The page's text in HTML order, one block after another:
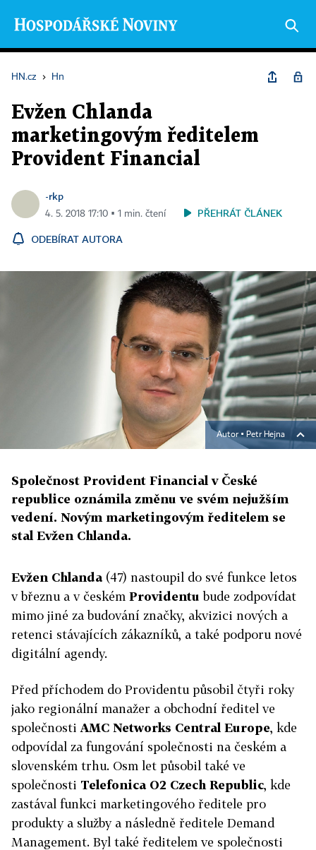
HN.cz › Hn
Evžen Chlanda
marketingovým ředitelem
Provident Financial
-rkp
4. 5. 2018 17:10 ▪ 1 min. čtení PŘEHRÁT ČLÁNEK
ODEBÍRAT AUTORA
Autor ▪ Petr Hejna
Společnost Provident Financial v České
republice oznámila změnu ve svém nejužším
vedení. Novým marketingovým ředitelem se
stal Evžen Chlanda.
Evžen Chlanda (47) nastoupil do své funkce letos
v březnu a v českém Providentu bude zodpovídat
mimo jiné za budování značky, akvizici nových a
retenci stávajících zákazníků, a také podporu nové
digitální agendy.
Před příchodem do Providentu působil čtyři roky
jako regionální manažer a obchodní ředitel ve
společnosti AMC Networks Central Europe, kde
odpovídal za fungování společnosti na českém a
slovenském trhu. Osm let působil také ve
společnosti Telefonica O2 Czech Republic, kde
zastával funkci marketingového ředitele pro
produkty a služby a následně ředitele Demand
Management. Byl také ředitelem ve společnosti